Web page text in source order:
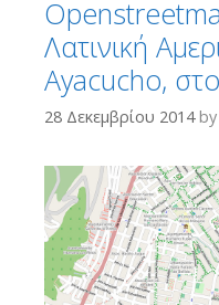
μίλια και στηρίζεται
συνεισφερόντων.Το
Περισσότερα...
Λατινική
Ayacucho,
28 Δεκεμβρίου 2014 by